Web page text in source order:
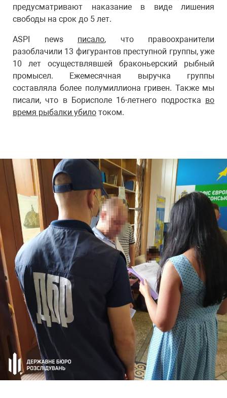
предусматривают наказание в виде лишения
свободы на срок до 5 лет.
ASPI news писало, что правоохранители
разоблачили 13 фигурантов преступной группы, уже
10 лет осуществлявшей браконьерский рыбный
промысел. Ежемесячная выручка группы
составляла более полумиллиона гривен. Также мы
писали, что в Борисполе 16-летнего подростка во
время рыбалки убило током.